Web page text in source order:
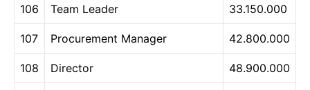
106 Team Leader 33.150.000
107 Procurement Manager 42.800.000
108 Director 48.900.000